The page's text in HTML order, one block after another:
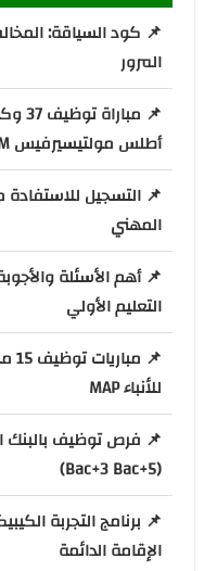
📌 كود السياقة:
المرور
📌
أطلس مولتيسيرفيس RAM
📌 التسجيل للاستفادة
المهني
📌 أهم الأسئلة
التعليم الأولي
للأنباء MAP
(Bac+3 Bac+5)
الإقامة الدائمة